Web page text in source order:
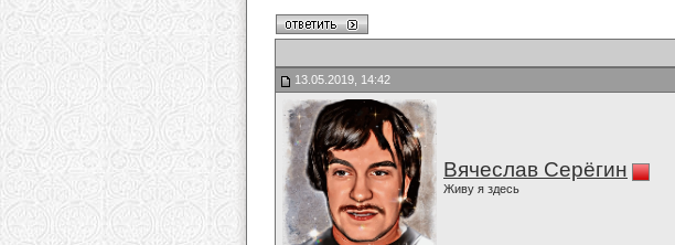
13.05.2019, 14:42
Вячеслав Серёгин
Живу я здесь